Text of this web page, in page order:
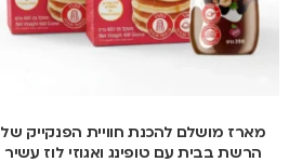
מארז מושלם להכנת חוויית הפנקייק של
הרשת בבית עם טופינג ואגוזי לוז עשיר